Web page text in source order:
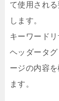
て使用され
します。
キーワード
ヘッダータ
ージの内容
ます。